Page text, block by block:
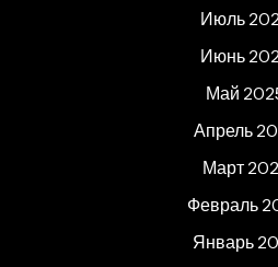
Июль
Июнь
Май
Апрель
Март
Февраль
Январь